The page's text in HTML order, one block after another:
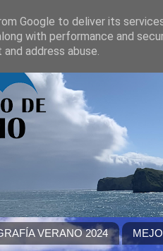
VERANO 2024
Google to deliver its
with performance and
address abuse.